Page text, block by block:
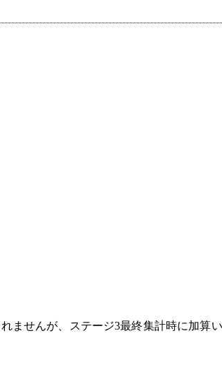
ませんが、ステージ3最終集計時に加算